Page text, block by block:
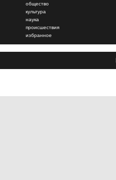
общество
культура
наука
происшествия
избранное